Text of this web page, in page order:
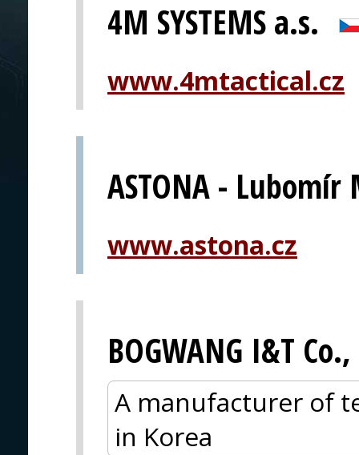
4M SYSTEMS a.s.
www.4mtactical.cz
ASTONA - Lubomír
www.astona.cz
BOGWANG I&T
A manufacturer of
in Korea